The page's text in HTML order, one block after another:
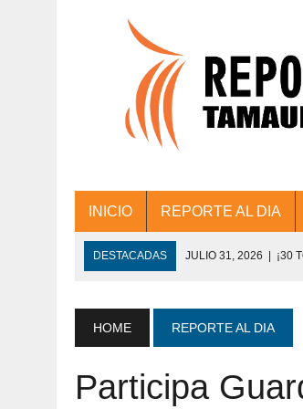
INICIO REPORTE AL DIA
DESTACADAS JULIO 31, 2026 | ¡30
JULIO 30, 2026 | 💧🚰 ¡AGUA PARA LA
JULIO 30, 2026 ¡TRABAJO EN
HOME REPORTE AL DIA
Participa